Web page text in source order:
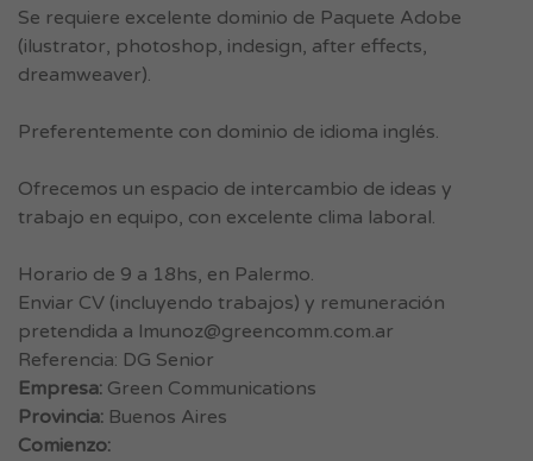
Se requiere excelente dominio de Paquete Adobe
(ilustrator, photoshop, indesign, after effects,
dreamweaver).
Preferentemente con dominio de idioma inglés.
Ofrecemos un espacio de intercambio de ideas y
trabajo en equipo, con excelente clima laboral.
Horario de 9 a 18hs, en Palermo.
Enviar CV (incluyendo trabajos) y remuneración
pretendida a lmunoz@greencomm.com.ar
Referencia: DG Senior
Empresa: Green Communications
Provincia: Buenos Aires
Comienzo: